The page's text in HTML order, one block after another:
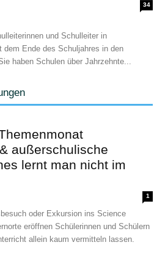
34
und Schulleiter in
dem Ende des Schuljahres in den
haben Schulen über Jahrzehnte...
außerschulische
lernt man nicht im
1
oder Exkursion ins Science
eröffnen Schülerinnen und Schülern
allein kaum vermitteln lassen.